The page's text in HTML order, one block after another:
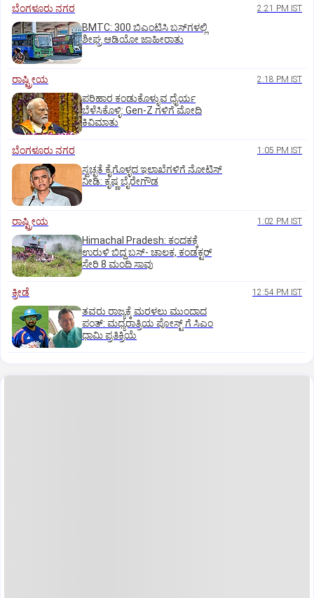
ಬೆಂಗಳೂರು ನಗರ 2:21 PM IST
BMTC: 300 ಬಿಎಂಟಿಸಿ ಬಸ್‌ಗಳಲ್ಲಿ
ಶೀಘ್ರ ಆಡಿಯೋ ಜಾಹೀರಾತು
ರಾಷ್ಟ್ರೀಯ 2:18 PM IST
ಪರಿಹಾರ ಕಂಡುಕೊಳ್ಳುವ ಧೈರ್ಯ
ಬೆಳೆಸಿಕೊಳ್ಳಿ: Gen-Z ಗಳಿಗೆ ಮೋದಿ
ಕಿವಿಮಾತು
ಬೆಂಗಳೂರು ನಗರ 1:05 PM IST
ಸ್ವಚ್ಛತೆ ಕೈಗೊಳ್ಳದ ಇಲಾಖೆಗಳಿಗೆ ನೋಟಿಸ್‌
ನೀಡಿ: ಕೃಷ್ಣ ಬೈರೇಗೌಡ
ರಾಷ್ಟ್ರೀಯ 1:02 PM IST
Himachal Pradesh: ಕಂದಕಕ್ಕೆ
ಉರುಳಿ ಬಿದ್ದ ಬಸ್-‌ ಚಾಲಕ, ಕಂಡಕ್ಟರ್‌
ಸೇರಿ 8 ಮಂದಿ ಸಾವು
ಕ್ರೀಡೆ 12:54 PM IST
ತವರು ರಾಜ್ಯಕ್ಕೆ ಮರಳಲು ಮುಂದಾದ
ಪಂತ್:‌ ಮಧ್ಯರಾತ್ರಿಯ ಪೋಸ್ಟ್‌ ಗೆ ಸಿಎಂ
ಧಾಮಿ ಪ್ರತಿಕ್ರಿಯೆ